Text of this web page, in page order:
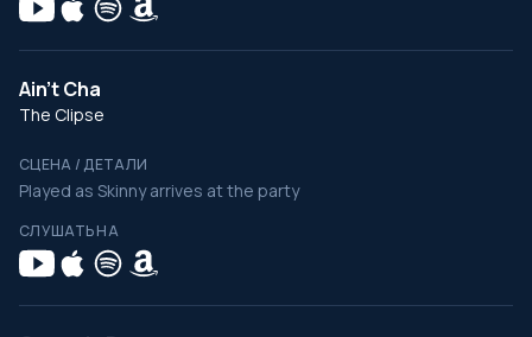
Ain't Cha
The Clipse
СЦЕНА / ДЕТАЛИ
Played as Skinny arrives at the party
СЛУШАТЬ НА